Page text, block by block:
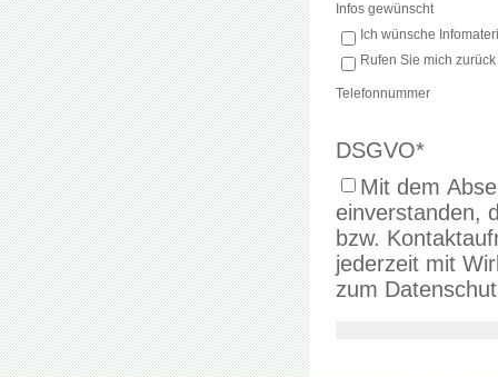
Infos gewünscht
Ich wünsche
Rufen Sie mich zurück
Telefonnummer
DSGVO*
Mit dem
einverstanden,
bzw. Kontaktaufnahme
jederzeit mit
zum